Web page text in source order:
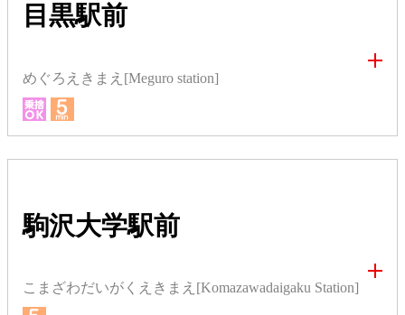
目黒駅前
めぐろえきまえ[Meguro station]
駒沢大学駅前
こまざわだいがくえきまえ[Komazawadaigaku Station]